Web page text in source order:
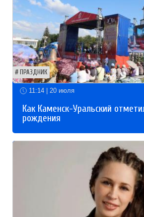
ПРАЗДНИК
11:14 | 20 июля
Как Каменск-Уральский
рождения